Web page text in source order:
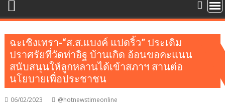
ฉะเชิงเทรา-“ส.ส.แบงค์ แปดริ้ว” ประเดิม
ปราศรัยที่วัดท่าอิฐ บ้านเกิด อ้อนขอคะแนน
สนับสนุนให้ลูกหลานได้เข้าสภาฯ สานต่อ
นโยบายเพื่อประชาชน
06/02/2023 @hotnewstimeonline